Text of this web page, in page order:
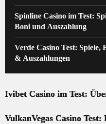
Spinline Casino im Test:
Boni und Auszahlung
Verde Casino Test: Spiele,
& Auszahlungen
Ivibet Casino im Test:
VulkanVegas Casino